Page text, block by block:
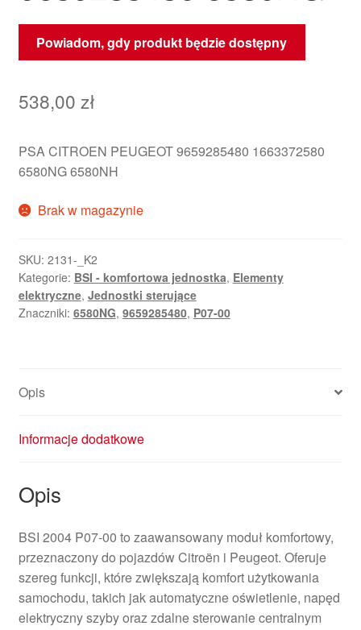
Powiadom, gdy produkt będzie dostępny
538,00 zł
PSA CITROEN PEUGEOT 9659285480 1663372580
6580NG 6580NH
Brak w magazynie
SKU: 2131-_K2
Kategorie: BSI - komfortowa jednostka, Elementy
elektryczne, Jednostki sterujące
Znaczniki: 6580NG, 9659285480, P07-00
Opis
Informacje dodatkowe
Opis
BSI 2004 P07-00 to zaawansowany moduł komfortowy,
przeznaczony do pojazdów Citroën i Peugeot. Oferuje
szereg funkcji, które zwiększają komfort użytkowania
samochodu, takich jak automatyczne oświetlenie, napęd
elektryczny szyby oraz zdalne sterowanie centralnym